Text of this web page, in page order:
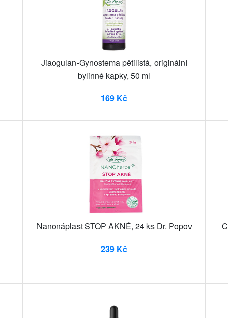
Jiaogulan-Gynostema pětilistá, originální
bylinné kapky, 50 ml
169 Kč
Nanonáplast STOP AKNÉ, 24 ks Dr. Popov
239 Kč